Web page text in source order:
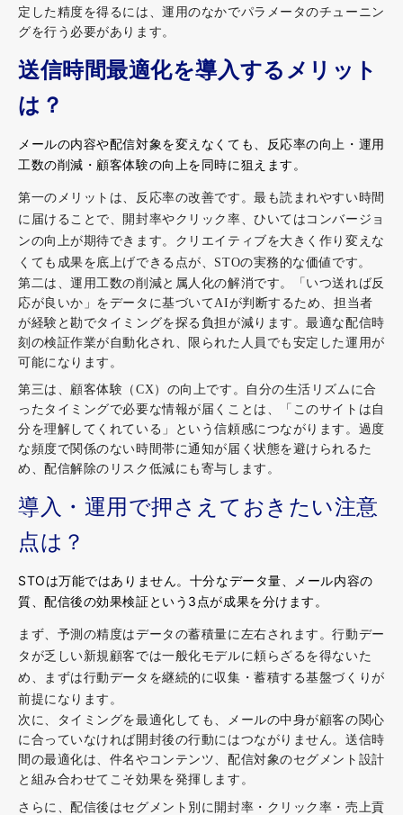
定した精度を得るには、運用のなかでパラメータのチューニン
グを行う必要があります。
送信時間最適化を導入するメリット
は？
メールの内容や配信対象を変えなくても、反応率の向上・運用
工数の削減・顧客体験の向上を同時に狙えます。
第一のメリットは、反応率の改善です。最も読まれやすい時間
に届けることで、開封率やクリック率、ひいてはコンバージョ
ンの向上が期待できます。クリエイティブを大きく作り変えな
くても成果を底上げできる点が、STOの実務的な価値です。
第二は、運用工数の削減と属人化の解消です。「いつ送れば反
応が良いか」をデータに基づいてAIが判断するため、担当者
が経験と勘でタイミングを探る負担が減ります。最適な配信時
刻の検証作業が自動化され、限られた人員でも安定した運用が
可能になります。
第三は、顧客体験（CX）の向上です。自分の生活リズムに合
ったタイミングで必要な情報が届くことは、「このサイトは自
分を理解してくれている」という信頼感につながります。過度
な頻度で関係のない時間帯に通知が届く状態を避けられるた
め、配信解除のリスク低減にも寄与します。
導入・運用で押さえておきたい注意
点は？
STOは万能ではありません。十分なデータ量、メール内容の
質、配信後の効果検証という3点が成果を分けます。
まず、予測の精度はデータの蓄積量に左右されます。行動デー
タが乏しい新規顧客では一般化モデルに頼らざるを得ないた
め、まずは行動データを継続的に収集・蓄積する基盤づくりが
前提になります。
次に、タイミングを最適化しても、メールの中身が顧客の関心
に合っていなければ開封後の行動にはつながりません。送信時
間の最適化は、件名やコンテンツ、配信対象のセグメント設計
と組み合わせてこそ効果を発揮します。
さらに、配信後はセグメント別に開封率・クリック率・売上貢